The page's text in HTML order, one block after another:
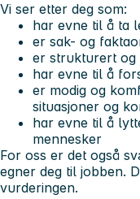
Vi ser etter deg som:
har evne til å ta
er sak- og
er strukturert og
har evne til å
er modig og
situasjoner og
har evne til å
mennesker
For oss er det også
egner deg til jobben.
vurderingen.